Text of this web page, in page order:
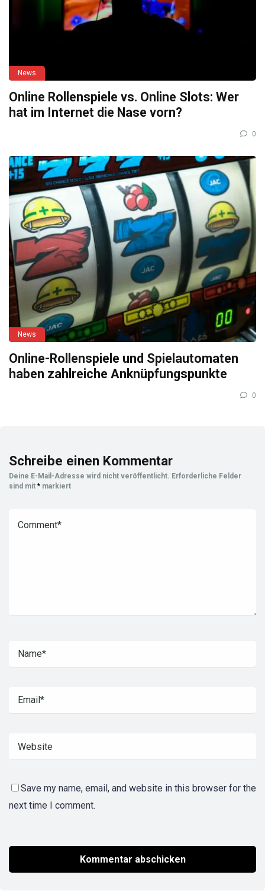
News
Online Rollenspiele vs. Online Slots: Wer
hat im Internet die Nase vorn?
0
News
Online-Rollenspiele und Spielautomaten
haben zahlreiche Anknüpfungspunkte
0
Schreibe einen Kommentar
Deine E-Mail-Adresse wird nicht veröffentlicht. Erforderliche Felder
sind mit * markiert
Save my name, email, and website in this browser for the
next time I comment.